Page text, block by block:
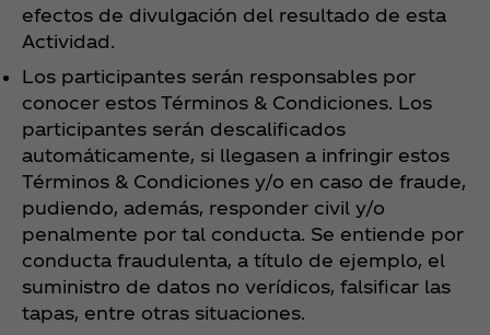
efectos de divulgación del resultado de esta
Actividad.
Los participantes serán responsables por
conocer estos Términos & Condiciones. Los
participantes serán descalificados
automáticamente, si llegasen a infringir estos
Términos & Condiciones y/o en caso de fraude,
pudiendo, además, responder civil y/o
penalmente por tal conducta. Se entiende por
conducta fraudulenta, a título de ejemplo, el
suministro de datos no verídicos, falsificar las
tapas, entre otras situaciones.